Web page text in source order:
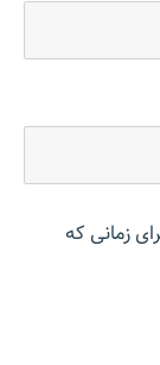
زمانی که